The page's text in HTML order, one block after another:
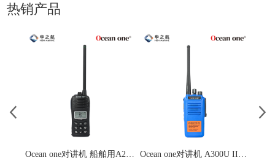
热销产品
Ocean one对讲机 船舶用A200V漂浮式手持防水对讲机 Ocean one对讲机 A300U IIC T4氢气防爆对讲机 船舶消防本质安全无线电